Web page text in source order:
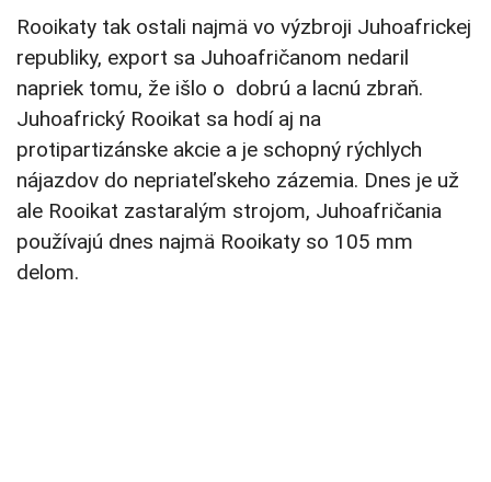
Rooikaty tak ostali najmä vo výzbroji Juhoafrickej
republiky, export sa Juhoafričanom nedaril
napriek tomu, že išlo o dobrú a lacnú zbraň.
Juhoafrický Rooikat sa hodí aj na
protipartizánske akcie a je schopný rýchlych
nájazdov do nepriateľskeho zázemia. Dnes je už
ale Rooikat zastaralým strojom, Juhoafričania
používajú dnes najmä Rooikaty so 105 mm
delom.